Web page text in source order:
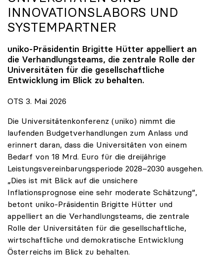
INNOVATIONSLABORS UND
SYSTEMPARTNER
uniko-Präsidentin Brigitte Hütter appelliert an
die Verhandlungsteams, die zentrale Rolle der
Universitäten für die gesellschaftliche
Entwicklung im Blick zu behalten.
OTS 3. Mai 2026
Die Universitätenkonferenz (uniko) nimmt die
laufenden Budgetverhandlungen zum Anlass und
erinnert daran, dass die Universitäten von einem
Bedarf von 18 Mrd. Euro für die dreijährige
Leistungsvereinbarungsperiode 2028–2030 ausgehen.
„Dies ist mit Blick auf die unsichere
Inflationsprognose eine sehr moderate Schätzung“,
betont uniko-Präsidentin Brigitte Hütter und
appelliert an die Verhandlungsteams, die zentrale
Rolle der Universitäten für die gesellschaftliche,
wirtschaftliche und demokratische Entwicklung
Österreichs im Blick zu behalten.